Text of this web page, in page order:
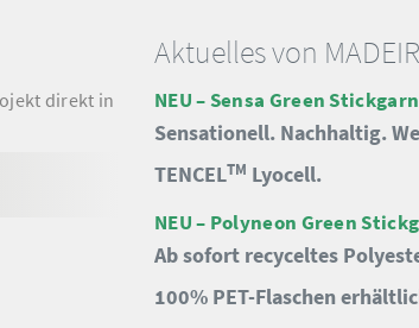
direkt in
Aktuelles von
NEU – Sensa Green
Sensationell. Nachhaltig.
TENCELTM Lyocell.
NEU – Polyneon Green
Ab sofort recyceltes
100% PET-Flaschen